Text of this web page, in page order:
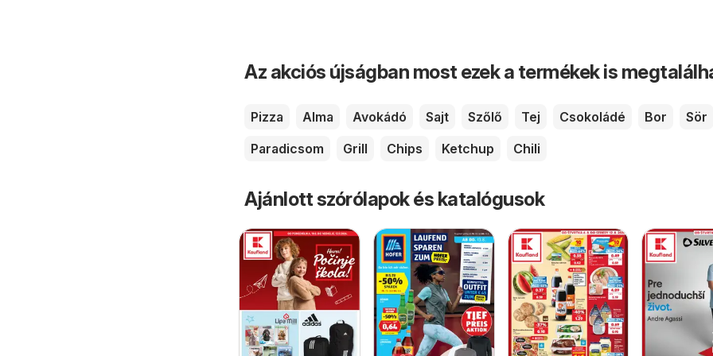
Az akciós újságban most ezek a termékek is
Pizza Alma Avokádó Sajt Szőlő Tej Csokoládé Bor
Sör
Paradicsom
Grill Chips Ketchup Chili
Ajánlott szórólapok és katalógusok